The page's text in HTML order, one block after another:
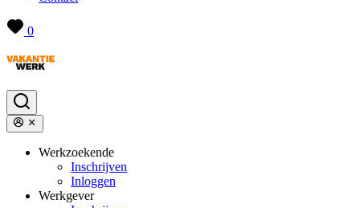
0
Werkzoekende
Inschrijven
Inloggen
Werkgever